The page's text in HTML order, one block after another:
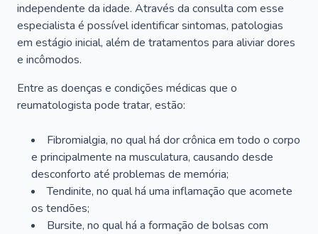
independente da idade. Através da consulta com esse
especialista é possível identificar sintomas, patologias
em estágio inicial, além de tratamentos para aliviar dores
e incômodos.
Entre as doenças e condições médicas que o
reumatologista pode tratar, estão:
Fibromialgia, no qual há dor crônica em todo o corpo
e principalmente na musculatura, causando desde
desconforto até problemas de memória;
Tendinite, no qual há uma inflamação que acomete
os tendões;
Bursite, no qual há a formação de bolsas com